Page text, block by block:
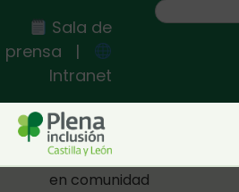
Sala de
prensa |
Intranet
Inicio >> La accesibilidad
en comunidad